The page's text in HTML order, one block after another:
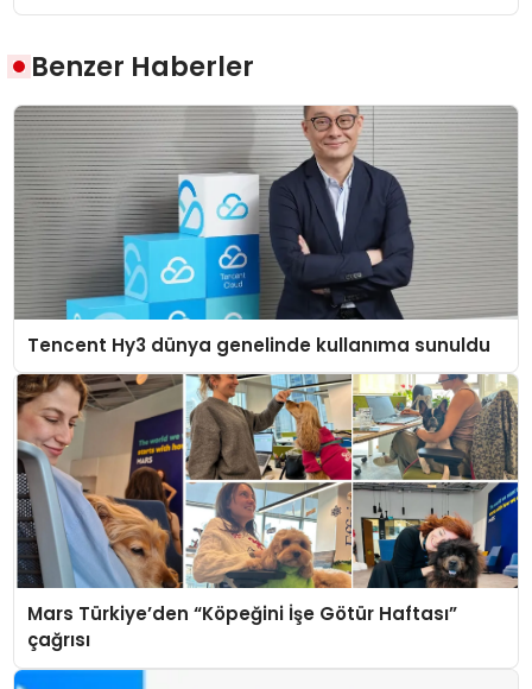
Benzer Haberler
Tencent Hy3 dünya genelinde kullanıma sunuldu
Mars Türkiye’den “Köpeğini İşe Götür Haftası”
çağrısı